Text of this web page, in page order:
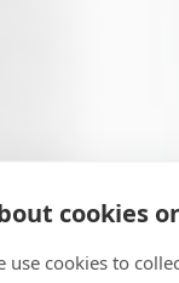
cookies
use cookies to